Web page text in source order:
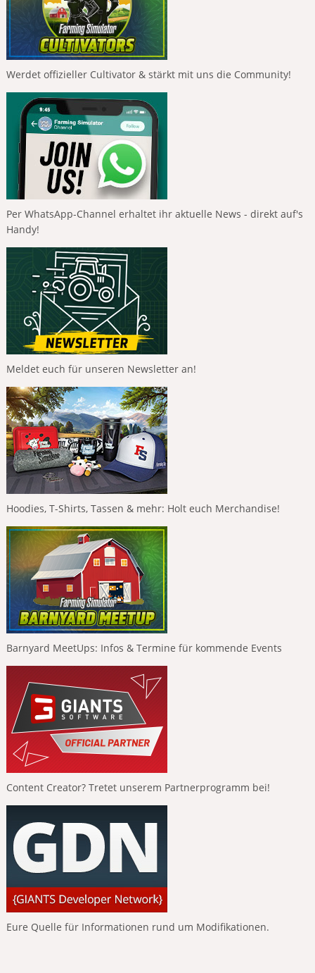
Werdet offizieller Cultivator & stärkt mit uns die Community!
Per WhatsApp-Channel erhaltet ihr aktuelle News - direkt auf's
Handy!
Meldet euch für unseren Newsletter an!
Hoodies, T-Shirts, Tassen & mehr: Holt euch Merchandise!
Barnyard MeetUps: Infos & Termine für kommende Events
Content Creator? Tretet unserem Partnerprogramm bei!
Eure Quelle für Informationen rund um Modifikationen.